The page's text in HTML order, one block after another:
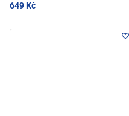
649 Kč